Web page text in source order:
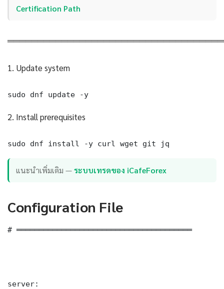
Certification Path
1. Update system
sudo dnf update -y
2. Install prerequisites
sudo dnf install -y curl wget git jq
แนะนำเพิ่มเติม —ระบบเทรดของ iCafeForex
Configuration File
# ═══════════════════════════════════════
server: